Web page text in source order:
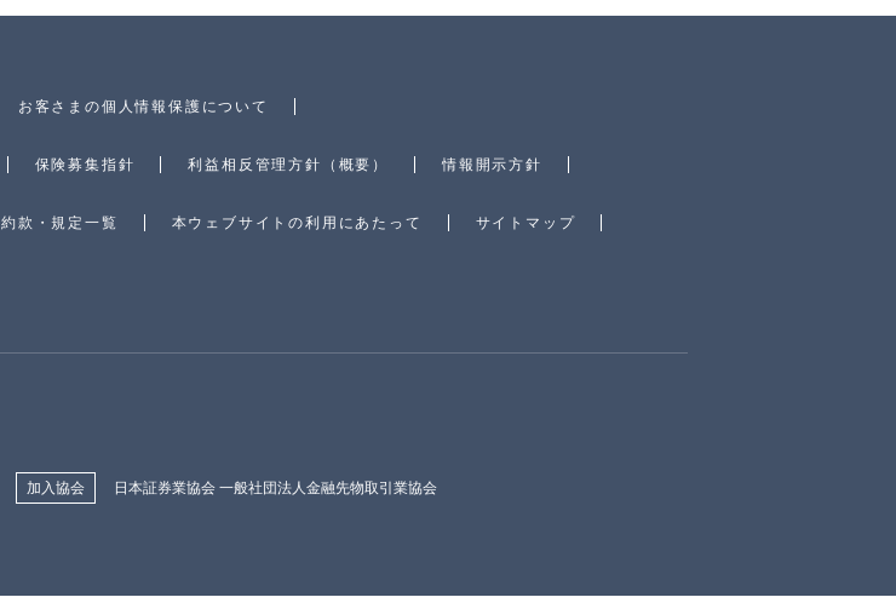
お客さまの個人情報保護について
保険募集指針 利益相反管理方針（概要） 情報開示方針
約款・規定一覧 本ウェブサイトの利用にあたって サイトマップ
加入協会 日本証券業協会 一般社団法人金融先物取引業協会